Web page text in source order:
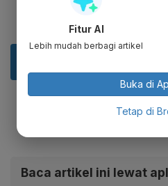
Baca artikel ini lewat
Fitur AI
Lebih mudah berbagi artikel
Buka di
Tetap di